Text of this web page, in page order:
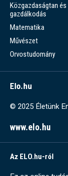
Közgazdaságtan és
gazdálkodás
Matematika
Művészet
Orvostudomány
Elo.hu
© 2025 Életünk
www.elo.hu
Az ELO.hu-ról